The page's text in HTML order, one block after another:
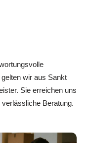
wir aus Sankt
Sie erreichen uns
Beratung.